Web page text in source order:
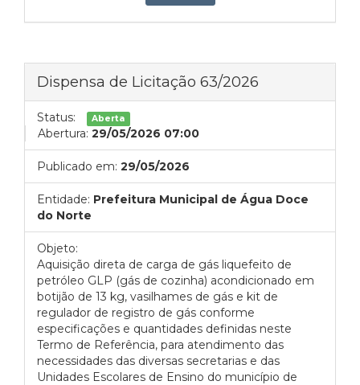
Dispensa de Licitação 63/2026
Status: Aberta
Abertura: 29/05/2026 07:00
Publicado em: 29/05/2026
Entidade: Prefeitura Municipal de Água Doce
do Norte
Objeto:
Aquisição direta de carga de gás liquefeito de
petróleo GLP (gás de cozinha) acondicionado em
botijão de 13 kg, vasilhames de gás e kit de
regulador de registro de gás conforme
especificações e quantidades definidas neste
Termo de Referência, para atendimento das
necessidades das diversas secretarias e das
Unidades Escolares de Ensino do município de